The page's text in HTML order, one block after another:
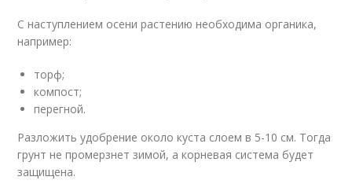
С наступлением осени растению необходима органика,
например:
торф;
компост;
перегной.
Разложить удобрение около куста слоем в 5-10 см. Тогда
грунт не промерзнет зимой, а корневая система будет
защищена.